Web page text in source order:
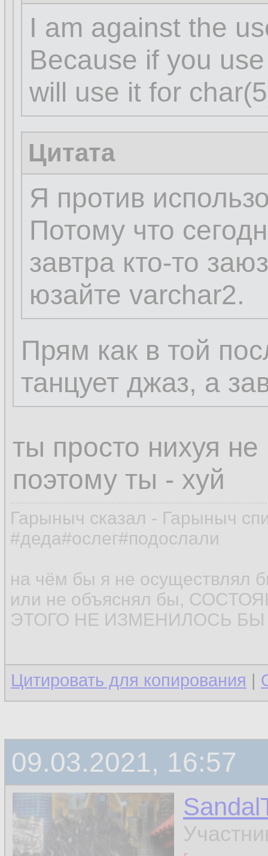
I am against the
Because if you
will use it for
Цитата
Я против
Потому что
завтра кто-то
юзайте varchar2.
Прям как в той
танцует джаз, а
ты просто нихуя
поэтому ты - хуй
Гарыныч сказал - Гарыныч
#деда#ослег#подослали
на чём бы я не осуществлял
или не объяснял бы,
ЭТОГО НЕ ИЗМЕНИЛОСЬ БЫ
Цитировать для копирования |
09.03.2021, 16:57